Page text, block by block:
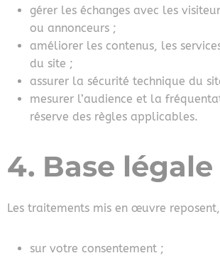
gérer les échanges avec les
ou annonceurs ;
améliorer les contenus, les
du site ;
assurer la sécurité technique du
mesurer l’audience et la
réserve des règles applicables.
4. Base légale
Les traitements mis en œuvre
sur votre consentement ;